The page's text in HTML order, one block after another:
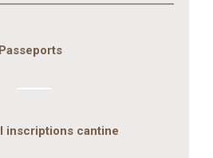
inscriptions cantine